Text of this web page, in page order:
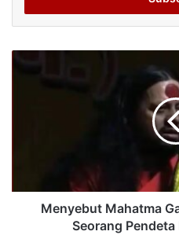
Menyebut Mahatma
Seorang